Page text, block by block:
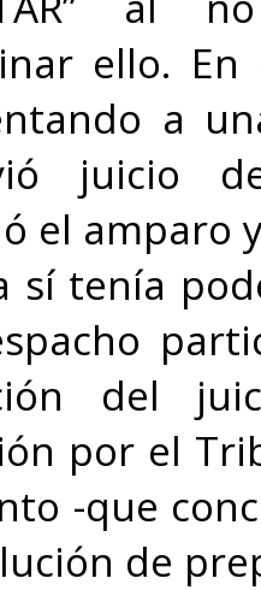
ello.
a
juicio
el amparo
sí tenía
del
por el
-que
de